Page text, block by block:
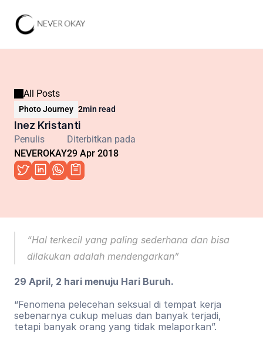
All Posts
Photo Journey 2min read
Inez Kristanti
Penulis
NEVEROKAY
Diterbitkan pada
29 Apr 2018
“Hal terkecil yang paling sederhana dan bisa
dilakukan adalah mendengarkan”
29 April, 2 hari menuju Hari Buruh.
“Fenomena pelecehan seksual di tempat kerja
sebenarnya cukup meluas dan banyak terjadi,
tetapi banyak orang yang tidak melaporkan”.